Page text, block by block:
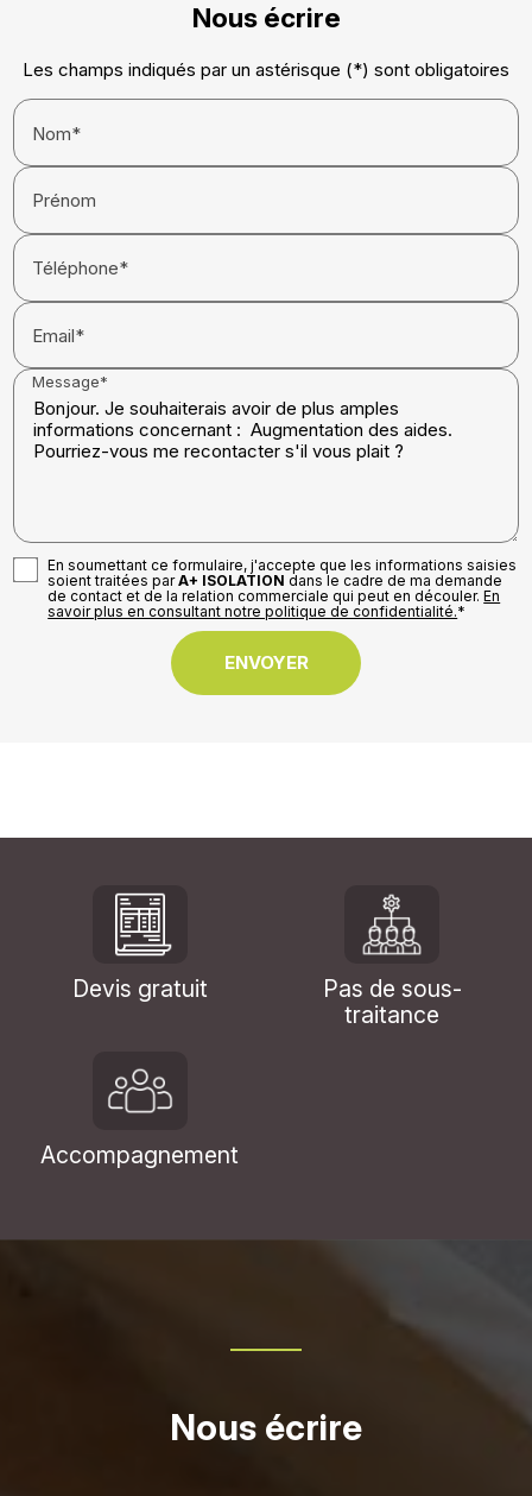
Nous écrire
Les champs indiqués par un astérisque (*) sont obligatoires
Nom*
Prénom
Téléphone*
Email*
Message*
En soumettant ce formulaire, j'accepte que les informations saisies
soient traitées parA+ ISOLATION dans le cadre de ma demande
de contact et de la relation commerciale qui peut en découler.En
savoir plus en consultant notre politique de confidentialité.*
Devis gratuit
Pas de sous-
traitance
Accompagnement
Nous écrire